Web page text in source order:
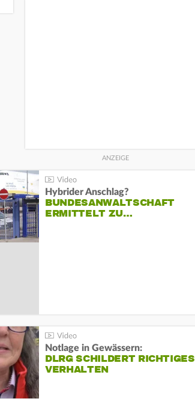
Hybrider Anschlag?
BUNDESANWALTSCHAFT
ERMITTELT ZU…
Notlage in Gewässern:
DLRG SCHILDERT RICHTIGES
VERHALTEN